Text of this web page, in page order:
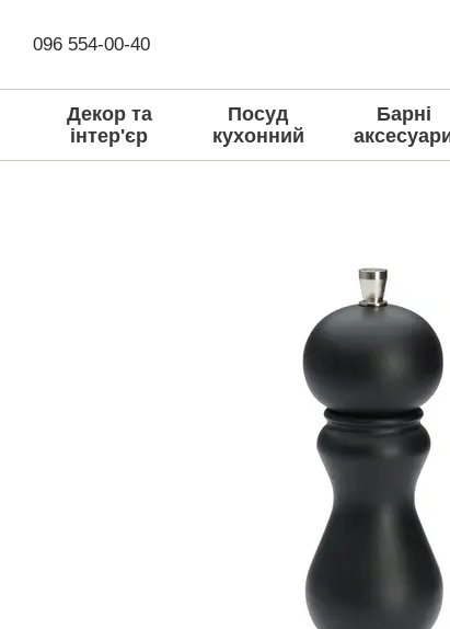
096 554-00-40
Декор та
інтер'єр
Посуд
кухонний
Барні